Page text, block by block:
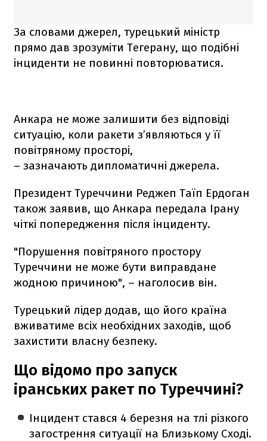
За словами джерел, турецький міністр
прямо дав зрозуміти Тегерану, що подібні
інциденти не повинні повторюватися.
Анкара не може залишити без відповіді
ситуацію, коли ракети з’являються у її
повітряному просторі,
– зазначають дипломатичні джерела.
Президент Туреччини Реджеп Таїп Ердоган
також заявив, що Анкара передала Ірану
чіткі попередження після інциденту.
"Порушення повітряного простору
Туреччини не може бути виправдане
жодною причиною", – наголосив він.
Турецький лідер додав, що його країна
вживатиме всіх необхідних заходів, щоб
захистити власну безпеку.
Що відомо про запуск
іранських ракет по Туреччині?
Інцидент стався 4 березня на тлі різкого
загострення ситуації на Близькому Сході.